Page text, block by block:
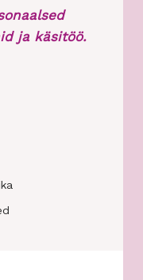
ja käsitöö.